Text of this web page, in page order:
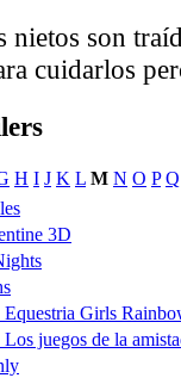
nietos son
cuidarlos
H I J K L M N O P Q
3D
Girls
juegos de la